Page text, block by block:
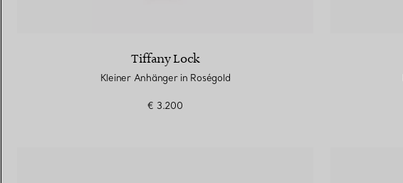
Tiffany Lock
Kleiner Anhänger in Roségold
€ 3.200